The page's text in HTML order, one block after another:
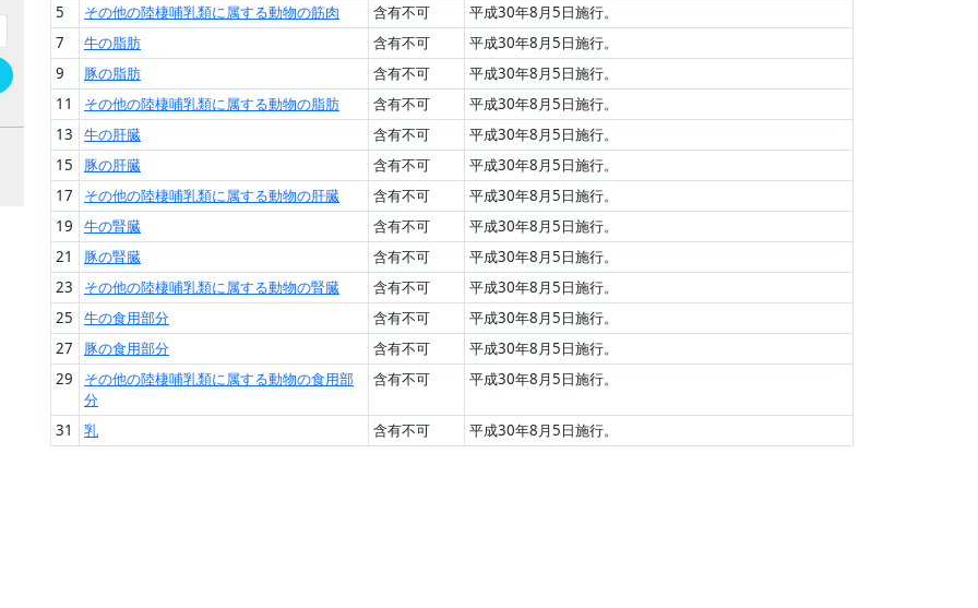
5
その他の陸棲哺乳類に属する動物の筋肉 含有不可
平成30年8月5日施行。
7
牛の脂肪 含有不可
平成30年8月5日施行。
9
豚の脂肪 含有不可
平成30年8月5日施行。
11
その他の陸棲哺乳類に属する動物の脂肪 含有不可
平成30年8月5日施行。
13
牛の肝臓 含有不可
平成30年8月5日施行。
15
豚の肝臓 含有不可
平成30年8月5日施行。
17
その他の陸棲哺乳類に属する動物の肝臓 含有不可
平成30年8月5日施行。
19
牛の腎臓 含有不可
平成30年8月5日施行。
21
豚の腎臓 含有不可
平成30年8月5日施行。
23
その他の陸棲哺乳類に属する動物の腎臓 含有不可
平成30年8月5日施行。
25
牛の食用部分 含有不可
平成30年8月5日施行。
27
豚の食用部分 含有不可
平成30年8月5日施行。
29
その他の陸棲哺乳類に属する動物の食用部
分
含有不可 平成30年8月5日施行。
31 乳 含有不可 平成30年8月5日施行。